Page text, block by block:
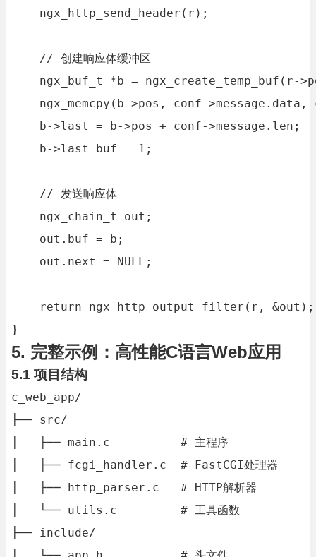
    ngx_http_send_header(r);
    // 创建响应体缓冲区
ngx_buf_t *b = ngx_create_temp_buf(r-
ngx_memcpy(b->pos, conf->message.data,
    b->last = b->pos + conf->message.len;
    b->last_buf = 1;
    // 发送响应体
    ngx_chain_t out;
    out.buf = b;
    out.next = NULL;
    return ngx_http_output_filter(r, &out);
}
5. 完整示例：高性能C语言Web应用
5.1 项目结构
c_web_app/
├── src/
│   ├── main.c          # 主程序
│   ├── fcgi_handler.c  # FastCGI处理器
│   ├── http_parser.c   # HTTP解析器
│   └── utils.c         # 工具函数
├── include/